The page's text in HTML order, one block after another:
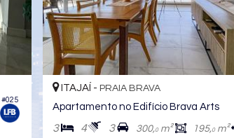
PRAIA BRAVA
Apartamento no Edifício Brava Arts
3 300, m² 195,0 m²